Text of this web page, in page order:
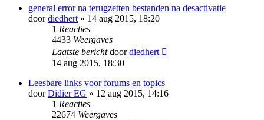
general error na terugzetten bestanden na desactivatie
doordiedhert » 14 aug 2015, 18:20
1 Reacties
4433 Weergaves
Laatste berichtdoordiedhert
14 aug 2015, 18:30
Leesbare links voor forums en topics
doorDidier EG » 12 aug 2015, 14:16
1 Reacties
22674 Weergaves